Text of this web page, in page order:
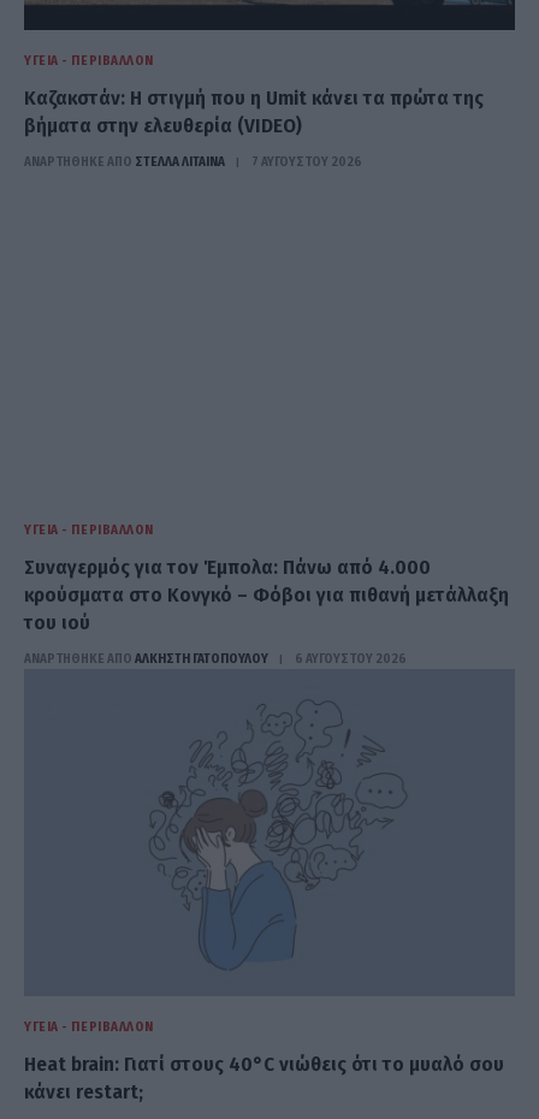
ΥΓΕΊΑ - ΠΕΡΙΒΆΛΛΟΝ
Καζακστάν: Η στιγμή που η Umit κάνει τα πρώτα της
βήματα στην ελευθερία (VIDEO)
ΑΝΑΡΤΗΘΗΚΕ ΑΠΟ ΣΤΈΛΛΑ ΛΊΤΑΙΝΑ 7 ΑΥΓΟΎΣΤΟΥ 2026
ΥΓΕΊΑ - ΠΕΡΙΒΆΛΛΟΝ
Συναγερμός για τον Έμπολα: Πάνω από 4.000
κρούσματα στο Κονγκό – Φόβοι για πιθανή μετάλλαξη
του ιού
ΑΝΑΡΤΗΘΗΚΕ ΑΠΟ ΆΛΚΗΣΤΗ ΓΑΤΟΠΟΎΛΟΥ 6 ΑΥΓΟΎΣΤΟΥ 2026
ΥΓΕΊΑ - ΠΕΡΙΒΆΛΛΟΝ
Heat brain: Γιατί στους 40°C νιώθεις ότι το μυαλό σου
κάνει restart;